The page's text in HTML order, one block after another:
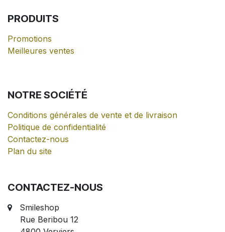
PRODUITS
Promotions
Meilleures ventes
NOTRE SOCIÉTÉ
Conditions générales de vente et de livraison
Politique de confidentialité
Contactez-nous
Plan du site
CONTACTEZ-NOUS
Smileshop
Rue Beribou 12